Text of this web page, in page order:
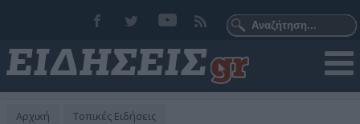
Αρχική Τοπικές Ειδήσεις